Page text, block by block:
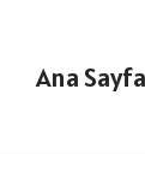
Ana Sayfa